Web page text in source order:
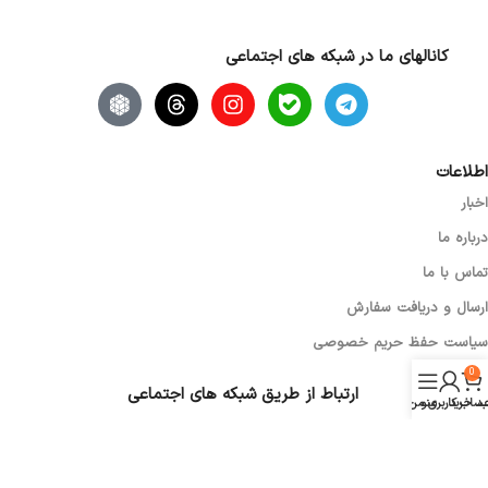
کانالهای ما در شبکه های اجتماعی
اطلاعات
اخبار
درباره ما
تماس با ما
ارسال و دریافت سفارش
سیاست حفظ حریم خصوصی
ارتباط از طریق شبکه های اجتماعی
0
خرید
کاربری من
منو